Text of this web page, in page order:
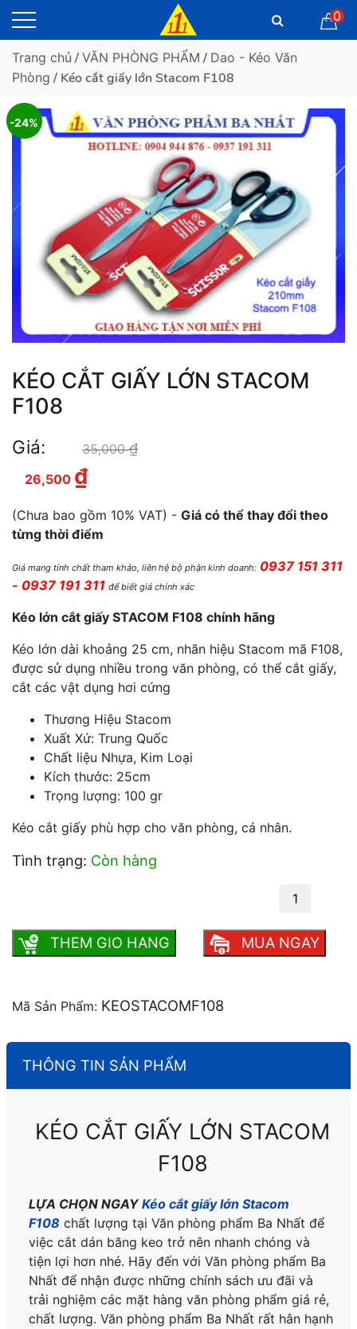
0
Trang chủ / VĂN PHÒNG PHẨM / Dao - Kéo Văn
Phòng / Kéo cắt giấy lớn Stacom F108
-24%
KÉO CẮT GIẤY LỚN STACOM
F108
Giá: 35,000₫
26,500 ₫
(Chưa bao gồm 10% VAT) - Giá có thể thay đổi theo
từng thời điểm
Giá mang tính chất tham khảo, liên hệ bộ phận kinh doanh: 0937 151 311
- 0937 191 311 để biết giá chính xác
Kéo lớn cắt giấy STACOM F108 chính hãng
Kéo lớn dài khoảng 25 cm, nhãn hiệu Stacom mã F108,
được sử dụng nhiều trong văn phòng, có thể cắt giấy,
cắt các vật dụng hơi cứng
Thương Hiệu Stacom
Xuất Xứ: Trung Quốc
Chất liệu Nhựa, Kim Loại
Kích thước: 25cm
Trọng lượng: 100 gr
Kéo cắt giấy phù hợp cho văn phòng, cá nhân.
Tình trạng: Còn hàng
THEM GIO HANG MUA NGAY
Mã Sản Phẩm: KEOSTACOMF108
THÔNG TIN SẢN PHẨM
KÉO CẮT GIẤY LỚN STACOM
F108
LỰA CHỌN NGAYKéo cắt giấy lớn Stacom
F108 chất lượng tại Văn phòng phẩm Ba Nhất để
việc cắt dán băng keo trở nên nhanh chóng và
tiện lợi hơn nhé. Hãy đến với Văn phòng phẩm Ba
Nhất để nhận được những chính sách ưu đãi và
trải nghiệm các mặt hàng văn phòng phẩm giá rẻ,
chất lượng. Văn phòng phẩm Ba Nhất rất hân hạnh